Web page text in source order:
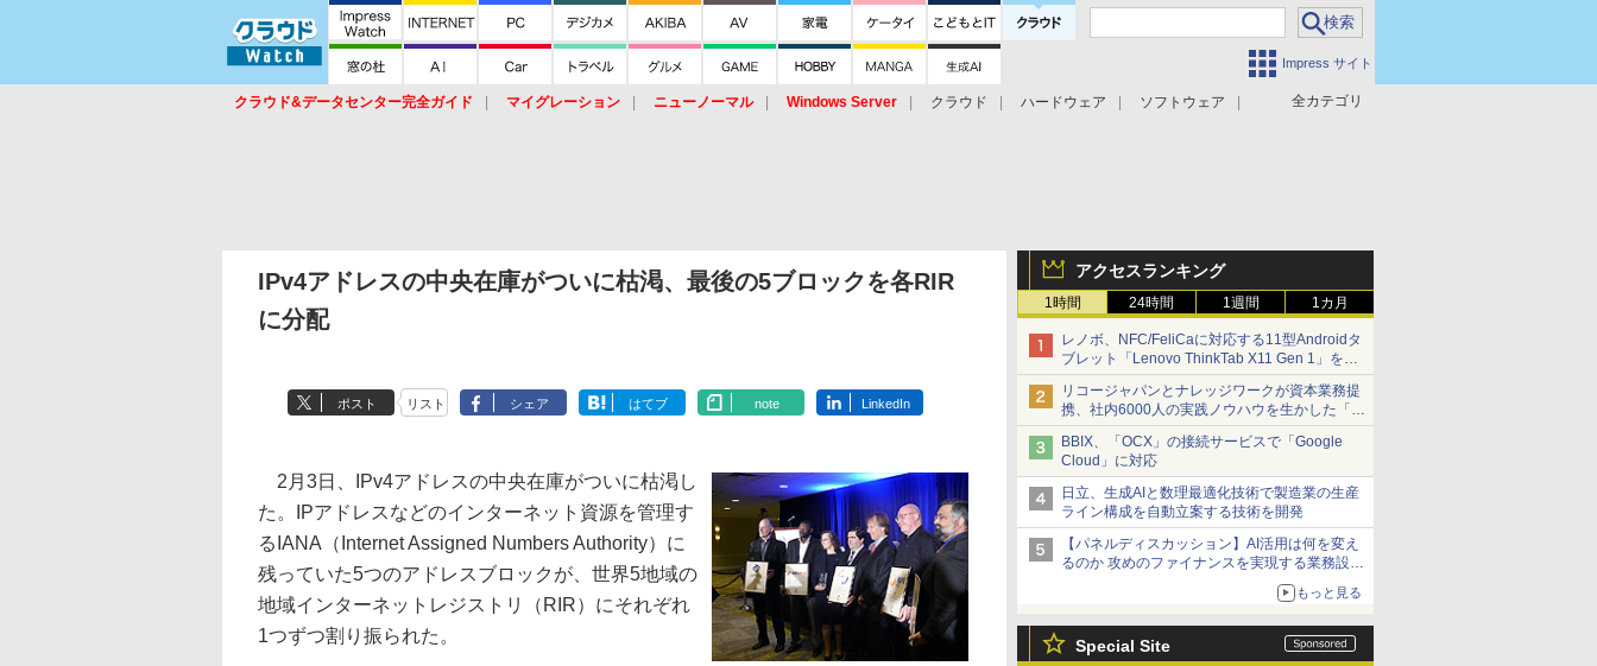
Impress サイト
全カテゴリ
クラウド&データセンター完全ガイド マイグレーション ニューノーマル Windows Server クラウド ハードウェア
ソフトウェア
アクセスランキング
1時間 24時間 1週間 1カ月
レノボ、NFC/FeliCaに対応する11型Androidタ
ブレット「Lenovo ThinkTab X11 Gen 1」を発
売
リコージャパンとナレッジワークが資本業務提
携、社内6000人の実践ノウハウを生かした「AI
商談記録 for RICOH」を展開へ
BBIX、「OCX」の接続サービスで「Google
Cloud」に対応
日立、生成AIと数理最適化技術で製造業の生産
ライン構成を自動立案する技術を開発
【パネルディスカッション】AI活用は何を変え
るのか 攻めのファイナンスを実現する業務設計
もっと見る
Special Site
IPv4アドレスの中央在庫がついに枯渇、最後の5ブロックを各RIR
に分配
ポスト リスト シェア はてブ note LinkedIn
2月3日、IPv4アドレスの中央在庫がついに枯渇し
た。IPアドレスなどのインターネット資源を管理す
るIANA（Internet Assigned Numbers Authority）に
残っていた5つのアドレスブロックが、世界5地域の
地域インターネットレジストリ（RIR）にそれぞれ
1つずつ割り振られた。